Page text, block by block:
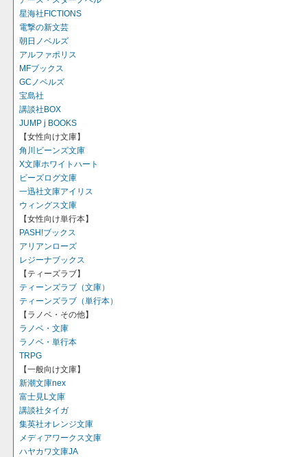
星海社FICTIONS
電撃の新文芸
朝日ノベルズ
アルファポリス
MFブックス
GCノベルズ
宝島社
講談社BOX
JUMP j BOOKS
【女性向け文庫】
角川ビーンズ文庫
X文庫ホワイトハート
ビーズログ文庫
一迅社文庫アイリス
ウィングス文庫
【女性向け単行本】
PASH!ブックス
アリアンローズ
レジーナブックス
【ティーズラブ】
ティーンズラブ（文庫）
ティーンズラブ（単行本）
【ラノベ・その他】
ラノベ・文庫
ラノベ・単行本
TRPG
【一般向け文庫】
新潮文庫nex
富士見L文庫
講談社タイガ
集英社オレンジ文庫
メディアワークス文庫
ハヤカワ文庫JA